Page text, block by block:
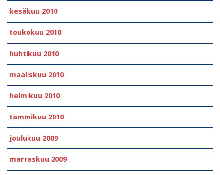
kesäkuu 2010
toukokuu 2010
huhtikuu 2010
maaliskuu 2010
helmikuu 2010
tammikuu 2010
joulukuu 2009
marraskuu 2009